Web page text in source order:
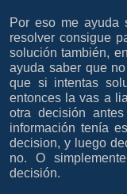
Por eso me ayuda
resolver consigue
solución también,
ayuda saber que
que si intentas
entonces la vas a
otra decisión
información tenía
decision, y luego
no. O
decisión.